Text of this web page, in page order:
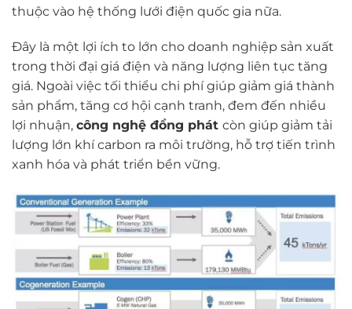
thuộc vào hệ thống lưới điện quốc gia nữa.
Đây là một lợi ích to lớn cho doanh nghiệp sản xuất
trong thời đại giá điện và năng lượng liên tục tăng
giá. Ngoài việc tối thiểu chi phí giúp giảm giá thành
sản phẩm, tăng cơ hội cạnh tranh, đem đến nhiều
lợi nhuận, công nghệ đồng phát còn giúp giảm tải
lượng lớn khí carbon ra môi trường, hỗ trợ tiến trình
xanh hóa và phát triển bền vững.